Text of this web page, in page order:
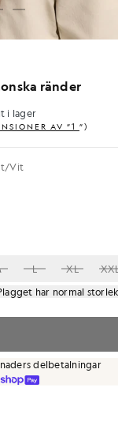
ränder
i lager
AV ”1 ”)
Vit
L XL
har normal
delbetalningar
avhämtningsställen.